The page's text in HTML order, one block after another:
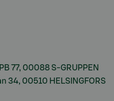
77, 00088 S-GRUPPEN
34, 00510 HELSINGFORS